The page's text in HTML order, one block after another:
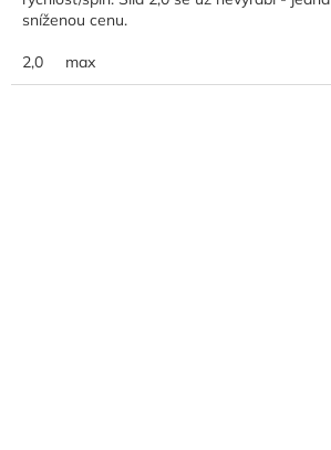
sníženou cenu.
2,0 max